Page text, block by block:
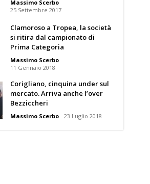
Massimo Scerbo
25 Settembre 2017
Clamoroso a Tropea, la società
si ritira dal campionato di
Prima Categoria
Massimo Scerbo
11 Gennaio 2018
Corigliano, cinquina under sul
mercato. Arriva anche l’over
Bezziccheri
Massimo Scerbo 23 Luglio 2018